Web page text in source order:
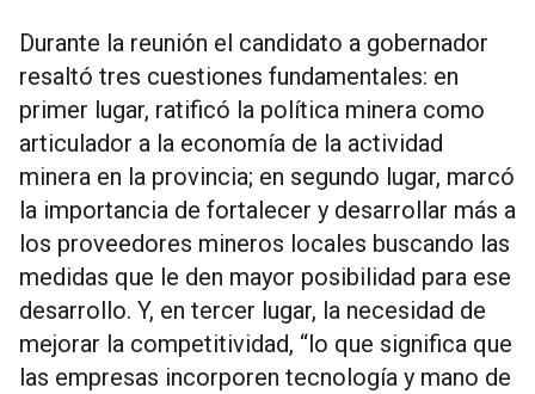
Durante la reunión el candidato a gobernador
resaltó tres cuestiones fundamentales: en
primer lugar, ratificó la política minera como
articulador a la economía de la actividad
minera en la provincia; en segundo lugar, marcó
la importancia de fortalecer y desarrollar más a
los proveedores mineros locales buscando las
medidas que le den mayor posibilidad para ese
desarrollo. Y, en tercer lugar, la necesidad de
mejorar la competitividad, “lo que significa que
las empresas incorporen tecnología y mano de